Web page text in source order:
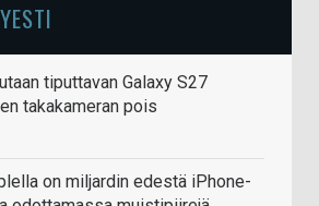
tiputtavan Galaxy S27
takakameran pois
on miljardin edestä iPhone-